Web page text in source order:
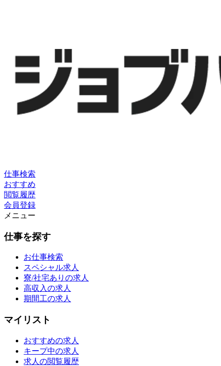
仕事検索
おすすめ
閲覧履歴
会員登録
メニュー
仕事を探す
お仕事検索
スペシャル求人
寮/社宅ありの求人
高収入の求人
期間工の求人
マイリスト
おすすめの求人
キープ中の求人
求人の閲覧履歴